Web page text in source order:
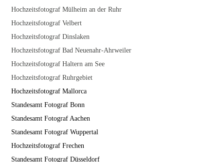
Hochzeitsfotograf Mülheim an der Ruhr
Hochzeitsfotograf Velbert
Hochzeitsfotograf Dinslaken
Hochzeitsfotograf Bad Neuenahr-Ahrweiler
Hochzeitsfotograf Haltern am See
Hochzeitsfotograf Ruhrgebiet
Hochzeitsfotograf Mallorca
Standesamt Fotograf Bonn
Standesamt Fotograf Aachen
Standesamt Fotograf Wuppertal
Hochzeitsfotograf Frechen
Standesamt Fotograf Düsseldorf